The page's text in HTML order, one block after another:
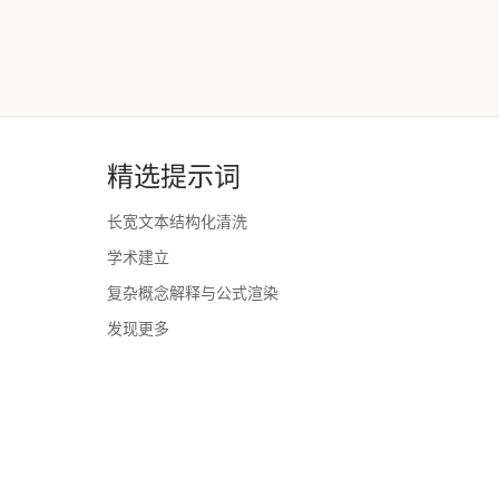
精选提示词
长宽文本结构化清洗
学术建立
复杂概念解释与公式渲染
发现更多